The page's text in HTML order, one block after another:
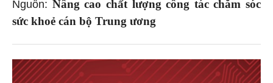
Nguồn: Nâng cao chất lượng công tác chăm sóc
sức khoẻ cán bộ Trung ương